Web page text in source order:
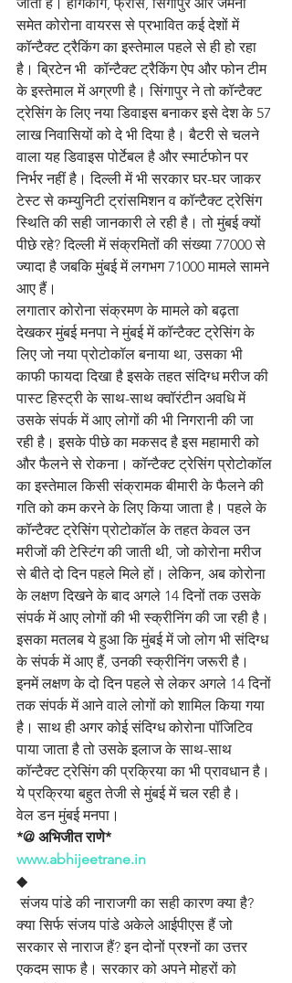
समेत कोरोना वायरस से प्रभावित कई देशों में
कॉन्टैक्ट ट्रैकिंग का इस्तेमाल पहले से ही हो रहा
है। ब्रिटेन भी  कॉन्टैक्ट ट्रैकिंग ऐप और फोन टीम
के इस्तेमाल में अग्रणी है। सिंगापुर ने तो कॉन्टैक्ट
ट्रेसिंग के लिए नया डिवाइस बनाकर इसे देश के 57
लाख निवासियों को दे भी दिया है। बैटरी से चलने
वाला यह डिवाइस पोर्टेबल है और स्मार्टफोन पर
निर्भर नहीं है। दिल्ली में भी सरकार घर-घर जाकर
टेस्ट से कम्युनिटी ट्रांसमिशन व कॉन्टैक्ट ट्रेसिंग
स्थिति की सही जानकारी ले रही है। तो मुंबई क्यों
पीछे रहे? दिल्ली में संक्रमितों की संख्या 77000 से
ज्यादा है जबकि मुंबई में लगभग 71000 मामले सामने
आए हैं।
लगातार कोरोना संक्रमण के मामले को बढ़ता
देखकर मुंबई मनपा ने मुंबई में कॉन्टैक्ट ट्रेसिंग के
लिए जो नया प्रोटोकॉल बनाया था, उसका भी
काफी फायदा दिखा है इसके तहत संदिग्ध मरीज की
पास्ट हिस्ट्री के साथ-साथ क्वॉरंटीन अवधि में
उसके संपर्क में आए लोगों की भी निगरानी की जा
रही है। इसके पीछे का मकसद है इस महामारी को
और फैलने से रोकना। कॉन्टैक्ट ट्रेसिंग प्रोटोकॉल
का इस्तेमाल किसी संक्रामक बीमारी के फैलने की
गति को कम करने के लिए किया जाता है। पहले के
कॉन्टैक्ट ट्रेसिंग प्रोटोकॉल के तहत केवल उन
मरीजों की टेस्टिंग की जाती थी, जो कोरोना मरीज
से बीते दो दिन पहले मिले हों। लेकिन, अब कोरोना
के लक्षण दिखने के बाद अगले 14 दिनों तक उसके
संपर्क में आए लोगों की भी स्क्रीनिंग की जा रही है।
इसका मतलब ये हुआ कि मुंबई में जो लोग भी संदिग्ध
के संपर्क में आए हैं, उनकी स्क्रीनिंग जरूरी है।
इनमें लक्षण के दो दिन पहले से लेकर अगले 14 दिनों
तक संपर्क में आने वाले लोगों को शामिल किया गया
है। साथ ही अगर कोई संदिग्ध कोरोना पॉजिटिव
पाया जाता है तो उसके इलाज के साथ-साथ
कॉन्टैक्ट ट्रेसिंग की प्रक्रिया का भी प्रावधान है।
ये प्रक्रिया बहुत तेजी से मुंबई में चल रही है।
वेल डन मुंबई मनपा।
*@ अभिजीत राणे*
www.abhijeetrane.in
◆
संजय पांडे की नाराजगी का सही कारण क्या है?
क्या सिर्फ संजय पांडे अकेले आईपीएस हैं जो
सरकार से नाराज हैं? इन दोनों प्रश्नों का उत्तर
एकदम साफ है। सरकार को अपने मोहरों को